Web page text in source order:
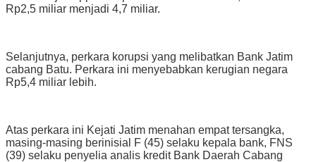
Rp2,5 miliar menjadi 4,7 miliar.
Selanjutnya, perkara korupsi yang melibatkan Bank Jatim
cabang Batu. Perkara ini menyebabkan kerugian negara
Rp5,4 miliar lebih.
Atas perkara ini Kejati Jatim menahan empat tersangka,
masing-masing berinisial F (45) selaku kepala bank, FNS
(39) selaku penyelia analis kredit Bank Daerah Cabang